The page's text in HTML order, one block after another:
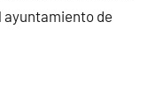
ayuntamiento de